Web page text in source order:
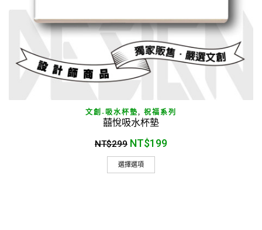
文創-吸水杯墊, 祝福系列
囍悅吸水杯墊
NT$299 NT$199
選擇選項